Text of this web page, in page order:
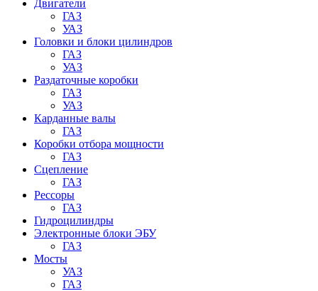
Двигатели
ГАЗ
УАЗ
Головки и блоки цилиндров
ГАЗ
УАЗ
Раздаточные коробки
ГАЗ
УАЗ
Карданные валы
ГАЗ
Коробки отбора мощности
ГАЗ
Сцепление
ГАЗ
Рессоры
ГАЗ
Гидроцилиндры
Электронные блоки ЭБУ
ГАЗ
Мосты
УАЗ
ГАЗ